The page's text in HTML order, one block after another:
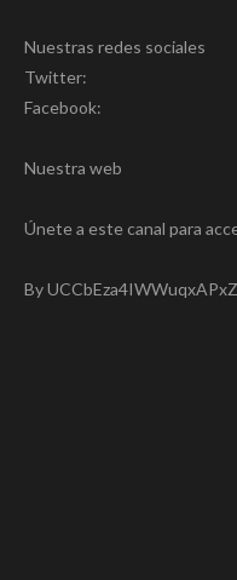
Nuestras redes sociales
Twitter:
Facebook:
Nuestra web
Únete a este canal para
By